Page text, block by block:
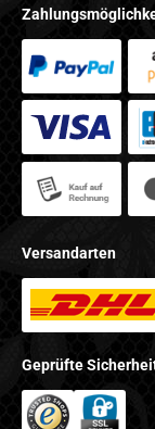
Versandarten
Geprüfte